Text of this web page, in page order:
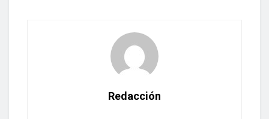
Redacción